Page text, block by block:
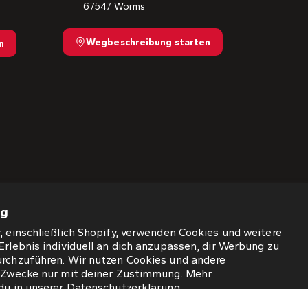
einschließlich Shopify, verwenden Cookies und weitere
individuell an dich anzupassen, dir Werbung zu
Wir nutzen Cookies und andere
nur mit deiner Zustimmung. Mehr
67547 Worms
Wegbeschreibung starten